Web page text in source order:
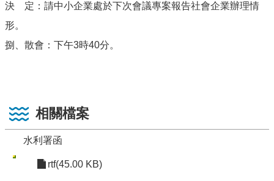
決 定：請中小企業處於下次會議專案報告社會企業辦理情
形。
捌、散會：下午3時40分。
相關檔案
水利署函
rtf(45.00 KB)